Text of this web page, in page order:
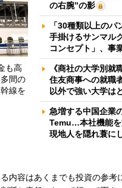
も高
間の
線を
の右腕”の影
「30種類以上の
手掛けるサンマル
コンセプト」、事
《商社の大学別就
住友商事への就職
以外で強い大学は
急増する中国企業
Temu…本社機能
現地人を隠れ蓑に
内容はあくまでも投資の参